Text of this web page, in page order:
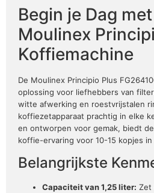
Begin je Dag
Moulinex
Koffiemachine
De Moulinex Principio Plus
oplossing voor liefhebbers van
witte afwerking en roestvrijstalen
koffiezetapparaat prachtig in elke
en ontworpen voor gemak, biedt
koffie-ervaring voor 10-15 kopjes in
Belangrijkste
Capaciteit van 1,25 liter: Zet